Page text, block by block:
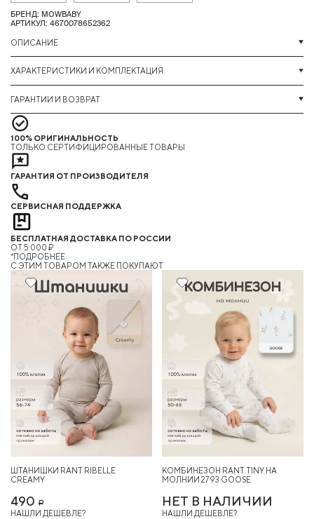
БРЕНД: MOWBABY
АРТИКУЛ: 4670078652362
ОПИСАНИЕ
ХАРАКТЕРИСТИКИ И КОМПЛЕКТАЦИЯ
ГАРАНТИИ И ВОЗВРАТ
100% ОРИГИНАЛЬНОСТЬ
ТОЛЬКО СЕРТИФИЦИРОВАННЫЕ ТОВАРЫ
ГАРАНТИЯ ОТ ПРОИЗВОДИТЕЛЯ
СЕРВИСНАЯ ПОДДЕРЖКА
БЕСПЛАТНАЯ ДОСТАВКА ПО РОССИИ
ОТ 5 000 ₽
*ПОДРОБНЕЕ
C ЭТИМ ТОВАРОМ ТАКЖЕ ПОКУПАЮТ
ШТАНИШКИ RANT RIBELLE
CREAMY
490 Р
НАШЛИ ДЕШЕВЛЕ?
КОМБИНЕЗОН RANT TINY НА
МОЛНИИ 2793 GOOSE
НЕТ В НАЛИЧИИ
НАШЛИ ДЕШЕВЛЕ?